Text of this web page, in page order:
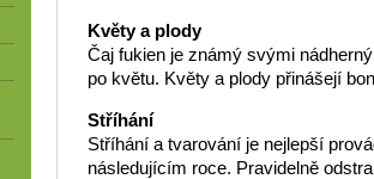
Květy a plody
Čaj fukien je známý svými
po květu. Květy a plody přinášejí
Stříhání
Stříhání a tvarování je nejlepší
následujícím roce. Pravidelně